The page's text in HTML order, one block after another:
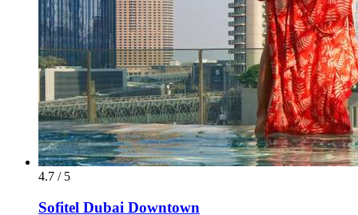
4.7 / 5
Sofitel Dubai Downtown